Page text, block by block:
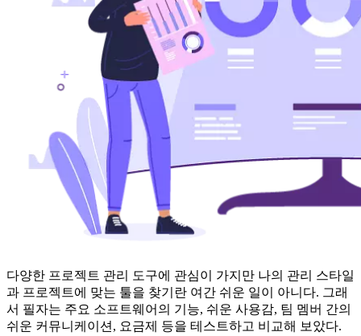
다양한 프로젝트 관리 도구에 관심이 가지만 나의 관리 스타일
과 프로젝트에 맞는 툴을 찾기란 여간 쉬운 일이 아니다. 그래
서 필자는 주요 소프트웨어의 기능, 쉬운 사용감, 팀 멤버 간의
쉬운 커뮤니케이션, 요금제 등을 테스트하고 비교해 보았다.